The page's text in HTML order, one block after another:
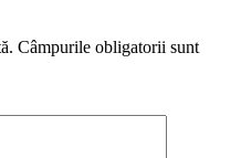
Câmpurile obligatorii sunt